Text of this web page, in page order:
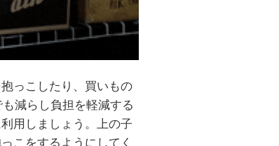
っこしたり、買いもの
減らし負担を軽減する
用しましょう。上の子
こをするようにしてく